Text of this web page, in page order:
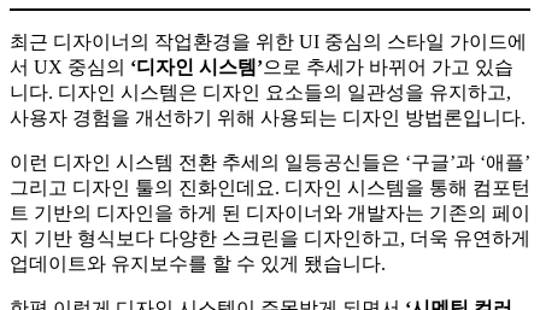
최근 디자이너의 작업환경을 위한 UI 중심의 스타일 가이드에
서 UX 중심의 ‘디자인 시스템’으로 추세가 바뀌어 가고 있습
니다. 디자인 시스템은 디자인 요소들의 일관성을 유지하고,
사용자 경험을 개선하기 위해 사용되는 디자인 방법론입니다.
이런 디자인 시스템 전환 추세의 일등공신들은 ‘구글’과 ‘애플’
그리고 디자인 툴의 진화인데요. 디자인 시스템을 통해 컴포턴
트 기반의 디자인을 하게 된 디자이너와 개발자는 기존의 페이
지 기반 형식보다 다양한 스크린을 디자인하고, 더욱 유연하게
업데이트와 유지보수를 할 수 있게 됐습니다.